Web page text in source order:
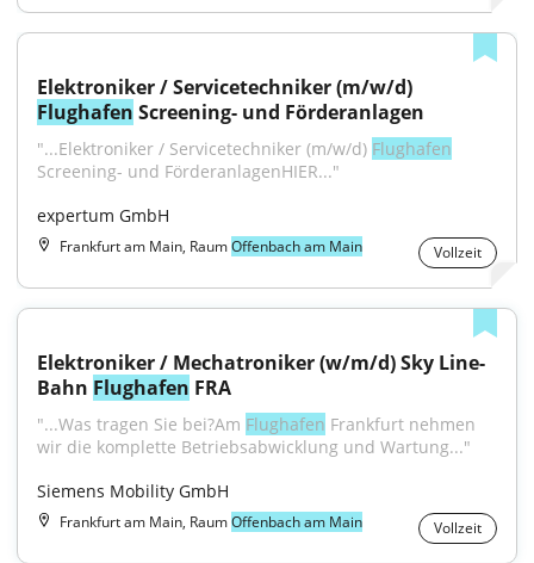
Flughafen Screening- und Förderanlagen
"...Elektroniker / Servicetechniker (m/w/d) Flughafen
Screening- und FörderanlagenHIER..."
expertum GmbH
Frankfurt am Main, RaumOffenbach am Main Vollzeit
Elektroniker / Mechatroniker (w/m/d) Sky Line-
Bahn Flughafen FRA
"...Was tragen Sie bei?Am Flughafen Frankfurt nehmen
wir die komplette Betriebsabwicklung und Wartung..."
Siemens Mobility GmbH
Frankfurt am Main, RaumOffenbach am Main Vollzeit